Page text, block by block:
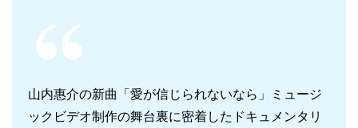
山内惠介の新曲「愛が信じられないなら」ミュージ
ックビデオ制作の舞台裏に密着したドキュメンタリ